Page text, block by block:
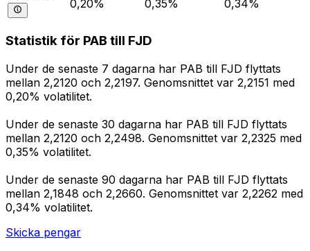
0,20% 0,35% 0,34%
Statistik för PAB till FJD
Under de senaste 7 dagarna har PAB till FJD flyttats
mellan 2,2120 och 2,2197. Genomsnittet var 2,2151 med
0,20% volatilitet.
Under de senaste 30 dagarna har PAB till FJD flyttats
mellan 2,2120 och 2,2498. Genomsnittet var 2,2325 med
0,35% volatilitet.
Under de senaste 90 dagarna har PAB till FJD flyttats
mellan 2,1848 och 2,2660. Genomsnittet var 2,2262 med
0,34% volatilitet.
Skicka pengar